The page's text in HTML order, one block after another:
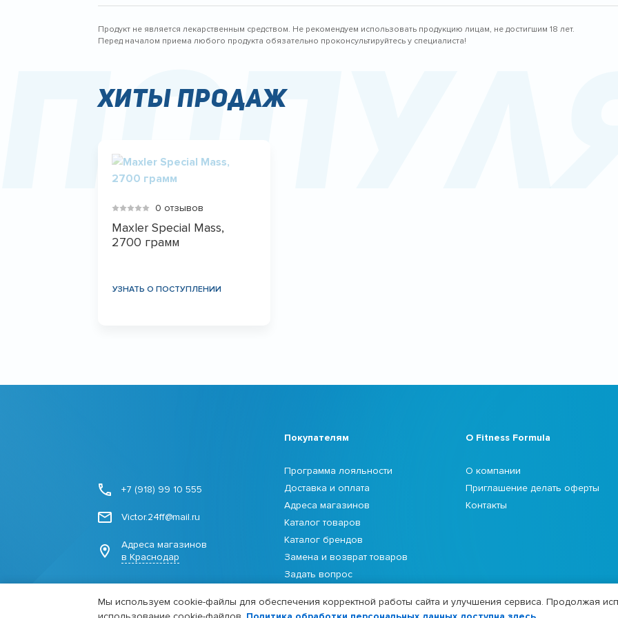
Продукт не является лекарственным средством. Не рекомендуем использовать продукцию лицам, не достигшим 18 лет.
Перед началом приема любого продукта обязательно проконсультируйтесь у специалиста!
Хиты продаж
0 отзывов
Maxler Special Mass,
2700 грамм
УЗНАТЬ О ПОСТУПЛЕНИИ
+7 (918) 99 10 555
Victor.24ff@mail.ru
Адреса магазинов
в Краснодар
Покупателям
Программа лояльности
Доставка и оплата
Адреса магазинов
Каталог товаров
Каталог брендов
Замена и возврат товаров
Задать вопрос
О Fitness Formula
О компании
Приглашение делать оферты
Контакты
Мы используем cookie-файлы для обеспечения корректной работы сайта и улучшения сервиса. Продолжая